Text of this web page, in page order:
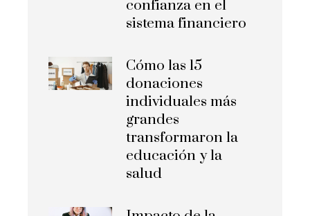
confianza en el
sistema financiero
Cómo las 15
donaciones
individuales más
grandes
transformaron la
educación y la
salud